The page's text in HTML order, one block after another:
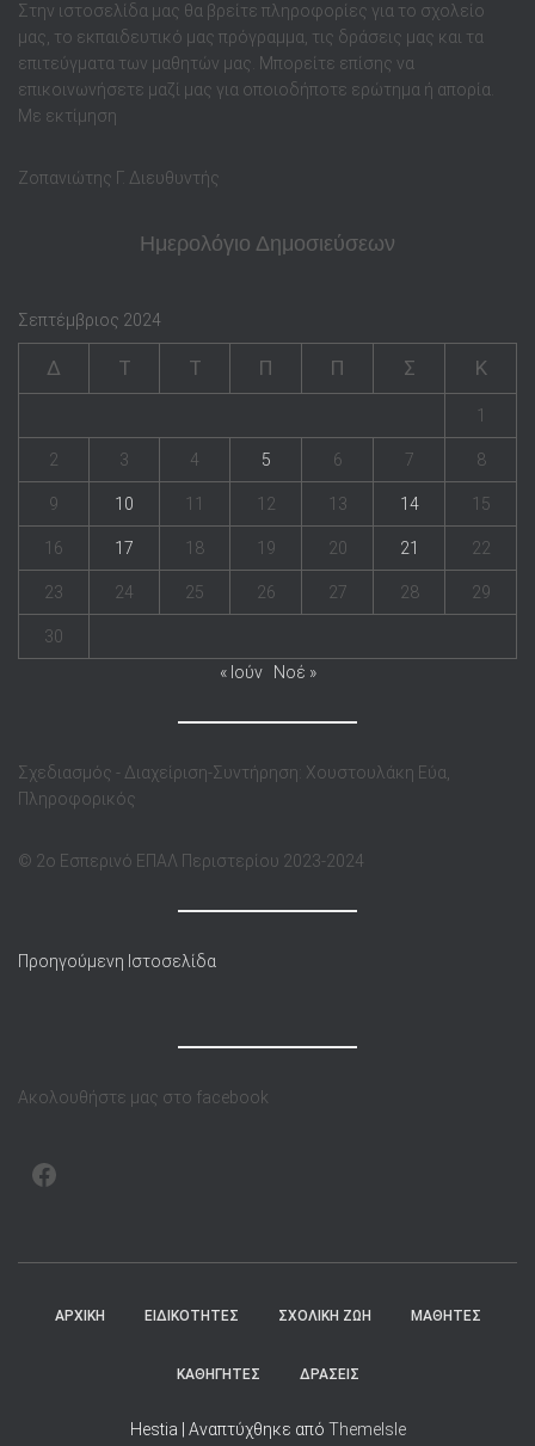
Στην ιστοσελίδα μας θα βρείτε πληροφορίες για το σχολείο
μας, το εκπαιδευτικό μας πρόγραμμα, τις δράσεις μας και τα
επιτεύγματα των μαθητών μας. Μπορείτε επίσης να
επικοινωνήσετε μαζί μας για οποιοδήποτε ερώτημα ή απορία.
Με εκτίμηση
Ζοπανιώτης Γ. Διευθυντής
Ημερολόγιο Δημοσιεύσεων
Σεπτέμβριος 2024
Δ Τ Τ Π Π Σ Κ
1
2 3 4 5 6 7 8
9 10 11 12 13 14 15
16 17 18 19 20 21 22
23 24 25 26 27 28 29
30
« Ιούν
Νοέ »
Σχεδιασμός - Διαχείριση-Συντήρηση: Χουστουλάκη Εύα,
Πληροφορικός
© 2o Eσπερινό ΕΠΑΛ Περιστερίου 2023-2024
Προηγούμενη Ιστοσελίδα
Ακολουθήστε μας στο facebook
ΑΡΧΙΚΉ ΕΙΔΙΚΟΤΗΤΕΣ ΣΧΟΛΙΚΗ ΖΩΗ ΜΑΘΗΤΕΣ
ΚΑΘΗΓΗΤΕΣ ΔΡΑΣΕΙΣ
Hestia | Αναπτύχθηκε από ThemeIsle